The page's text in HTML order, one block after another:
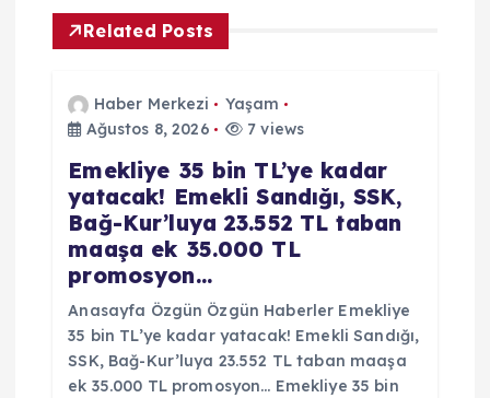
z
m
Related Posts
Haber Merkezi
Yaşam
Ağustos 8, 2026
7 views
Emekliye 35 bin TL’ye kadar
yatacak! Emekli Sandığı, SSK,
Bağ-Kur’luya 23.552 TL taban
maaşa ek 35.000 TL
promosyon…
Anasayfa Özgün Özgün Haberler Emekliye
35 bin TL’ye kadar yatacak! Emekli Sandığı,
SSK, Bağ-Kur’luya 23.552 TL taban maaşa
ek 35.000 TL promosyon… Emekliye 35 bin